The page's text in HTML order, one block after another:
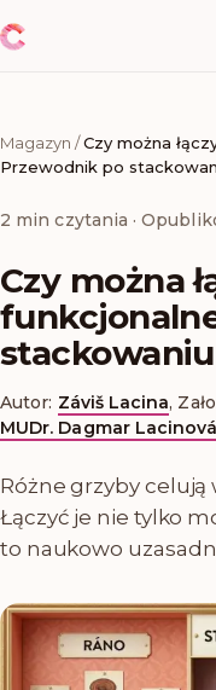
Magazyn /Czy można
Przewodnik po
2 min czytania ·
Czy można
stackowaniu
Autor: Záviš Lacina,
MUDr. Dagmar Lacinová
Różne grzyby celują
Łączyć je nie tylko
to naukowo